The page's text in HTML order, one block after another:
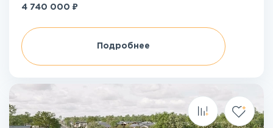
4 740 000 ₽
Подробнее